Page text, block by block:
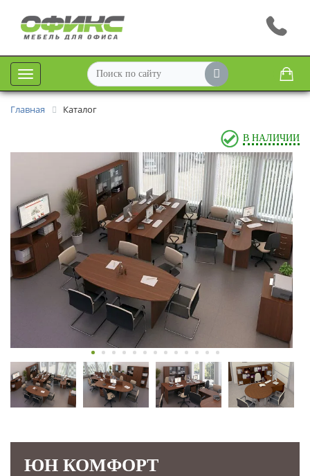
Меню
Главная Каталог
В НАЛИЧИИ
ЮН КОМФОРТ